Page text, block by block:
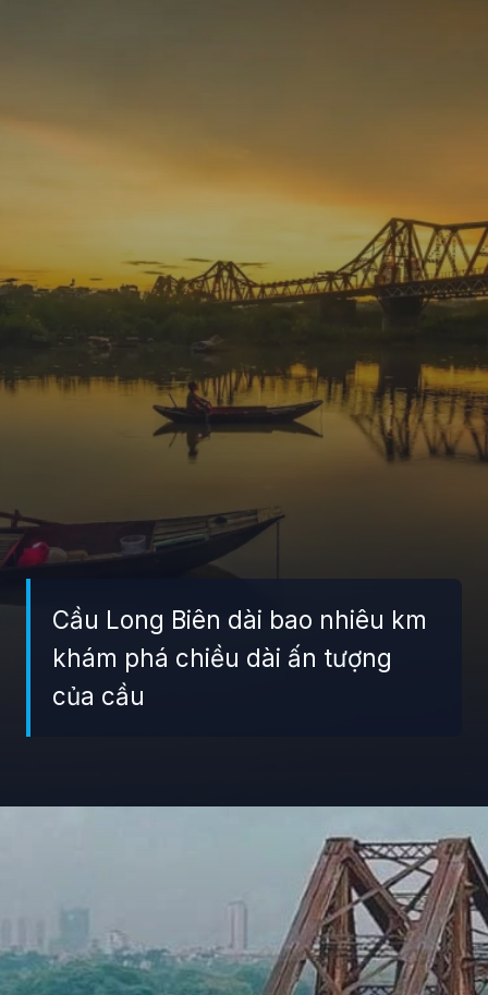
Cầu Long Biên dài bao nhiêu km
khám phá chiều dài ấn tượng
của cầu
https://giaydabonghana.com/cau-long-bien